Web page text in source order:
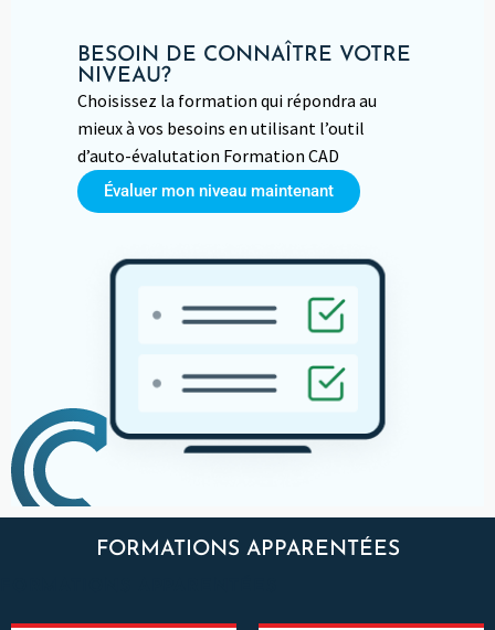
BESOIN DE CONNAÎTRE VOTRE
NIVEAU?
Choisissez la formation qui répondra au
mieux à vos besoins en utilisant l’outil
d’auto-évalutation Formation CAD
Évaluer mon niveau maintenant
FORMATIONS APPARENTÉES